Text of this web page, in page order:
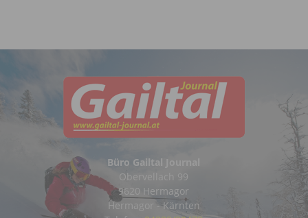
Büro Gailtal Journal
Obervellach 99
9620 Hermagor
Hermagor - Kärnten